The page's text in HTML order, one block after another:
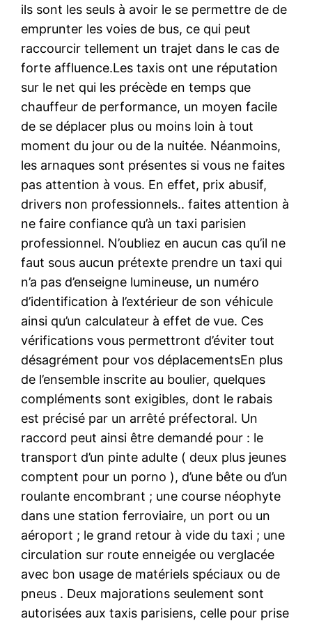
ils sont les seuls à avoir le se permettre de de
emprunter les voies de bus, ce qui peut
raccourcir tellement un trajet dans le cas de
forte affluence.Les taxis ont une réputation
sur le net qui les précède en temps que
chauffeur de performance, un moyen facile
de se déplacer plus ou moins loin à tout
moment du jour ou de la nuitée. Néanmoins,
les arnaques sont présentes si vous ne faites
pas attention à vous. En effet, prix abusif,
drivers non professionnels.. faites attention à
ne faire confiance qu’à un taxi parisien
professionnel. N’oubliez en aucun cas qu’il ne
faut sous aucun prétexte prendre un taxi qui
n’a pas d’enseigne lumineuse, un numéro
d’identification à l’extérieur de son véhicule
ainsi qu’un calculateur à effet de vue. Ces
vérifications vous permettront d’éviter tout
désagrément pour vos déplacementsEn plus
de l’ensemble inscrite au boulier, quelques
compléments sont exigibles, dont le rabais
est précisé par un arrêté préfectoral. Un
raccord peut ainsi être demandé pour : le
transport d’un pinte adulte ( deux plus jeunes
comptent pour un porno ), d’une bête ou d’un
roulante encombrant ; une course néophyte
dans une station ferroviaire, un port ou un
aéroport ; le grand retour à vide du taxi ; une
circulation sur route enneigée ou verglacée
avec bon usage de matériels spéciaux ou de
pneus . Deux majorations seulement sont
autorisées aux taxis parisiens, celle pour prise